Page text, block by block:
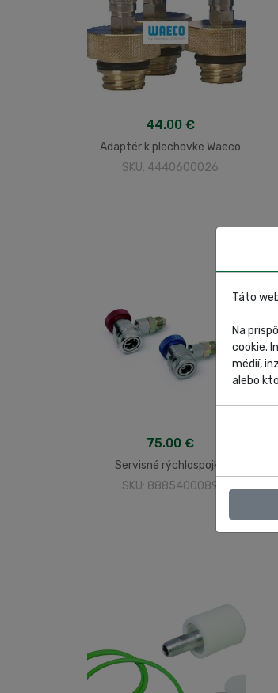
44.00 €
Adaptér k plechovke Waeco
SKU: 4440600026
75.00 €
Servisné rýchlospojky
SKU: 8885400089
Táto
Na
cookie.
médií,
alebo